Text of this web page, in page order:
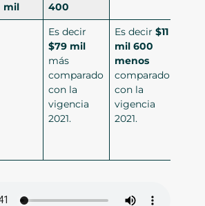
mil
400
Es decir
$79 mil
más
comparado
con la
vigencia
2021.
Es decir$11
mil 600
menos
comparado
con la
vigencia
2021.